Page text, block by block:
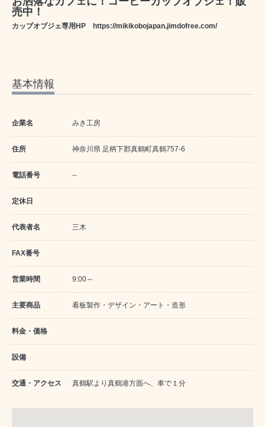
売中！
カップオブジェ専用HP https://mikikobojapan.jimdofree.com/
基本情報
企業名 みき工房
住所 神奈川県 足柄下郡真鶴町真鶴757-6
電話番号 --
定休日
代表者名 三木
FAX番号
営業時間 9:00～
主要商品 看板製作・デザイン・アート・造形
料金・価格
設備
交通・アクセス 真鶴駅より真鶴港方面へ、車で１分